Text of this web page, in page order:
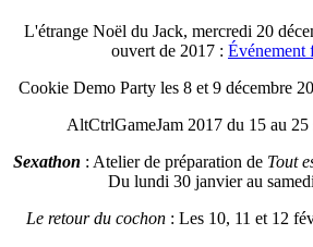
L'étrange Noël du Jack, mercredi 20
ouvert de 2017 : Événement
Cookie Demo Party les 8 et 9 décembre
AltCtrlGameJam 2017 du 15 au 25
Sexathon : Atelier de préparation de Tout
Du lundi 30 janvier au
Le retour du cochon : Les 10, 11 et 12